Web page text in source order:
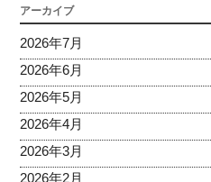
アーカイブ
2026年7月
2026年6月
2026年5月
2026年4月
2026年3月
2026年2月